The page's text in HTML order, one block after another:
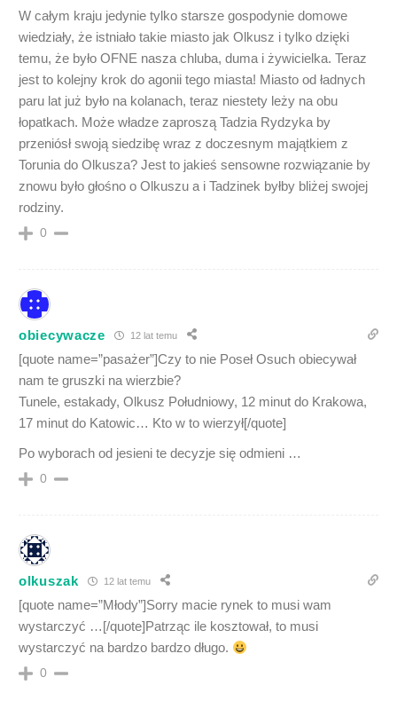
W całym kraju jedynie tylko starsze gospodynie domowe
wiedziały, że istniało takie miasto jak Olkusz i tylko dzięki
temu, że było OFNE nasza chluba, duma i żywicielka. Teraz
jest to kolejny krok do agonii tego miasta! Miasto od ładnych
paru lat już było na kolanach, teraz niestety leży na obu
łopatkach. Może władze zaproszą Tadzia Rydzyka by
przeniósł swoją siedzibę wraz z doczesnym majątkiem z
Torunia do Olkusza? Jest to jakieś sensowne rozwiązanie by
znowu było głośno o Olkuszu a i Tadzinek byłby bliżej swojej
rodziny.
0
obiecywacze 12 lat temu
[quote name=”pasażer”]Czy to nie Poseł Osuch obiecywał
nam te gruszki na wierzbie?
Tunele, estakady, Olkusz Południowy, 12 minut do Krakowa,
17 minut do Katowic… Kto w to wierzył[/quote]
Po wyborach od jesieni te decyzje się odmieni …
0
olkuszak 12 lat temu
[quote name=”Młody”]Sorry macie rynek to musi wam
wystarczyć …[/quote]Patrząc ile kosztował, to musi
wystarczyć na bardzo bardzo długo.
0